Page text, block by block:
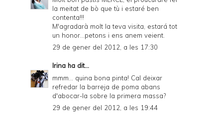
la meitat de bò que tù i estaré ben
contenta!!!
M'agradarà molt la teva visita, estará tot
un honor...petons i ens anem veient.
29 de gener del 2012, a les 17:30
Irina ha dit...
mmm... quina bona pinta! Cal deixar
refredar la barreja de poma abans
d'abocar-la sobre la primera massa?
29 de gener del 2012, a les 19:44